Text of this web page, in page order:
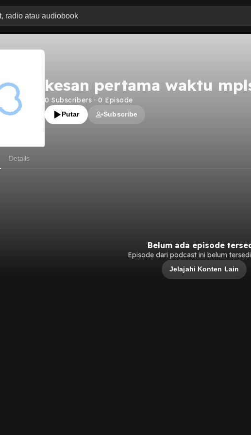
kesan pertama waktu
0 Subscribers · 0 Episode
Putar Subscribe
Details
Belum ada episode
Episode dari podcast ini belum
Jelajahi Konten Lain